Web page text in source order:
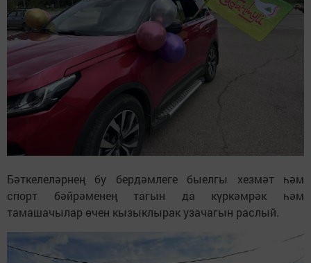
Бәткелеләрнең бу бердәмлеге быелгы хезмәт һәм
спорт бәйрәменең тагын да күркәмрәк һәм
тамашачылар өчен кызыклырак узачагын раслый.